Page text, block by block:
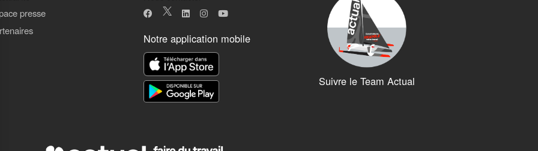
presse
Notre application mobile
Suivre le Team Actual